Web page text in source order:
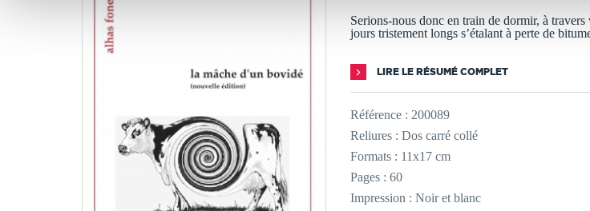
Serions-nous donc en train de dormir, à travers
jours tristement longs s’étalant à perte de
LIRE LE RÉSUMÉ COMPLET
Référence : 200089
Reliures : Dos carré collé
Formats : 11x17 cm
Pages : 60
Impression : Noir et blanc